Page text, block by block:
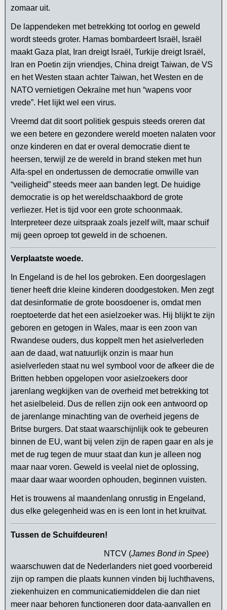
zomaar uit.
De lappendeken met betrekking tot oorlog en geweld
wordt steeds groter. Hamas bombardeert Israël, Israël
maakt Gaza plat, Iran dreigt Israël, Turkije dreigt Israël,
Iran en Poetin zijn vriendjes, China dreigt Taiwan, de VS
en het Westen staan achter Taiwan, het Westen en de
NATO vernietigen Oekraïne met hun “wapens voor
vrede”. Het lijkt wel een virus.
Vreemd dat dit soort politiek gespuis steeds oreren dat
we een betere en gezondere wereld moeten nalaten voor
onze kinderen en dat er overal democratie dient te
heersen, terwijl ze de wereld in brand steken met hun
Alfa-spel en ondertussen de democratie omwille van
“veiligheid” steeds meer aan banden legt. De huidige
democratie is op het wereldschaakbord de grote
verliezer. Het is tijd voor een grote schoonmaak.
Interpreteer deze uitspraak zoals jezelf wilt, maar schuif
mij geen oproep tot geweld in de schoenen.
Verplaatste woede.
In Engeland is de hel los gebroken. Een doorgeslagen
tiener heeft drie kleine kinderen doodgestoken. Men zegt
dat desinformatie de grote boosdoener is, omdat men
roeptoeterde dat het een asielzoeker was. Hij blijkt te zijn
geboren en getogen in Wales, maar is een zoon van
Rwandese ouders, dus koppelt men het asielverleden
aan de daad, wat natuurlijk onzin is maar hun
asielverleden staat nu wel symbool voor de afkeer die de
Britten hebben opgelopen voor asielzoekers door
jarenlang wegkijken van de overheid met betrekking tot
het asielbeleid. Dus de rellen zijn ook een antwoord op
de jarenlange minachting van de overheid jegens de
Britse burgers. Dat staat waarschijnlijk ook te gebeuren
binnen de EU, want bij velen zijn de rapen gaar en als je
met de rug tegen de muur staat dan kun je alleen nog
maar naar voren. Geweld is veelal niet de oplossing,
maar daar waar woorden ophouden, beginnen vuisten.
Het is trouwens al maandenlang onrustig in Engeland,
dus elke gelegenheid was en is een lont in het kruitvat.
Tussen de Schuifdeuren!
NTCV (James Bond in Spee)
waarschuwen dat de Nederlanders niet goed voorbereid
zijn op rampen die plaats kunnen vinden bij luchthavens,
ziekenhuizen en communicatiemiddelen die dan niet
meer naar behoren functioneren door data-aanvallen en